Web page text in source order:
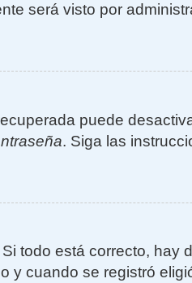
será visto por
puede
. Siga las
todo está correcto, hay
y cuando se registró